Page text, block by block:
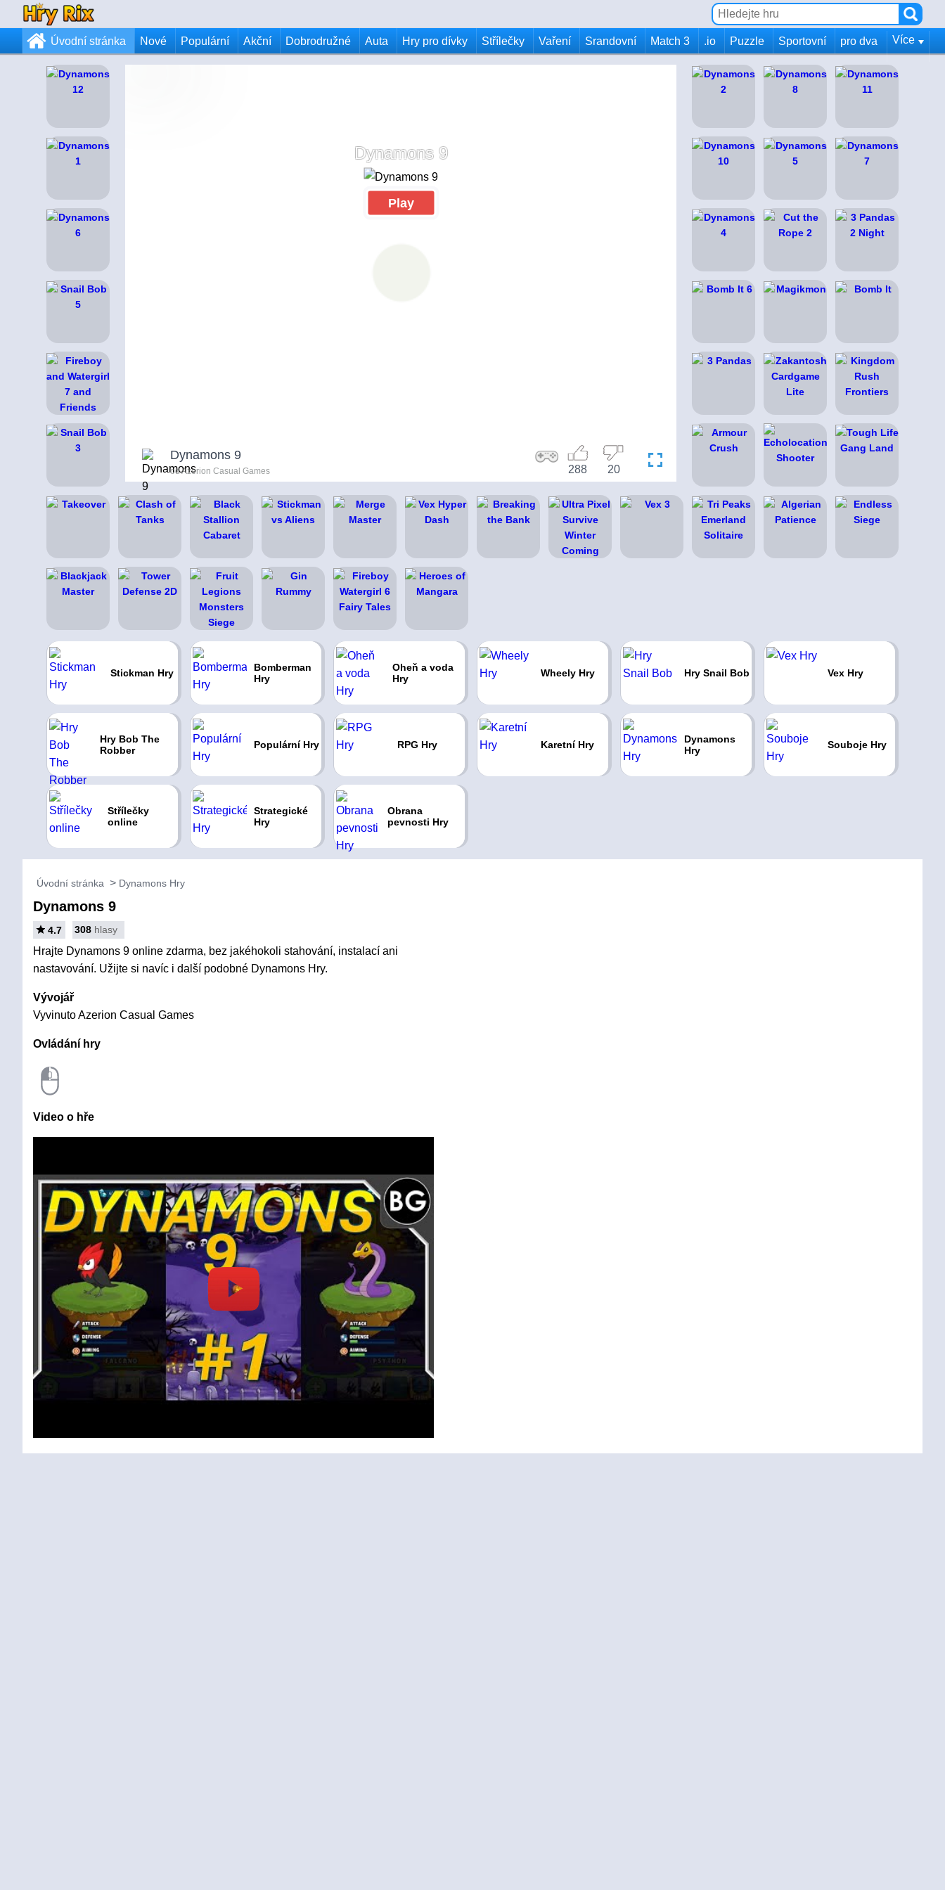
Úvodní stránka Nové Populární Akční Dobrodružné Auta Hry pro dívky Střílečky Vaření Srandovní Match 3 .io Puzzle Sportovní pro dva Více
Dynamons 9
Play
Dynamons 9
od Azerion Casual Games 20
288
Stickman Hry
Bomberman
Hry
Oheň a voda
Hry
Wheely Hry Hry Snail Bob Vex Hry
Hry Bob The
Robber
Populární Hry RPG Hry Karetní Hry
Dynamons
Hry
Souboje Hry
Střílečky
online
Strategické
Hry
Obrana
pevnosti Hry
Úvodní stránka Dynamons Hry
Dynamons 9
4.7 308 hlasy
Hrajte Dynamons 9 online zdarma, bez jakéhokoli stahování, instalací ani
nastavování. Užijte si navíc i další podobné Dynamons Hry.
Vývojář
Vyvinuto Azerion Casual Games
Ovládání hry
Video o hře